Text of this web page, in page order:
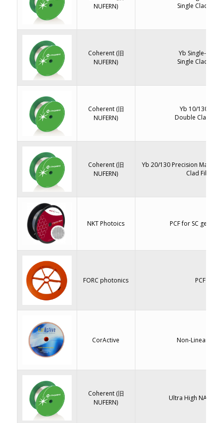
NUFERN)
Single Clad
Coherent (旧
NUFERN)
Yb Single-Mode
Single Clad
Coherent (旧
NUFERN)
Yb 10/130 LMA
Double Clad
Coherent (旧
NUFERN)
Yb 20/130 Precision
Clad Fiber
NKT Photoics PCF for SC
FORC photonics PCF
CorActive Non-Linear
Coherent (旧
NUFERN)
Ultra High NA SM